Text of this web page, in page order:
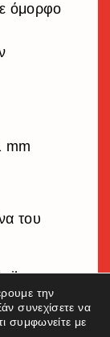
όμορφο
mm
του
την
συνεχίσετε να
συμφωνείτε με